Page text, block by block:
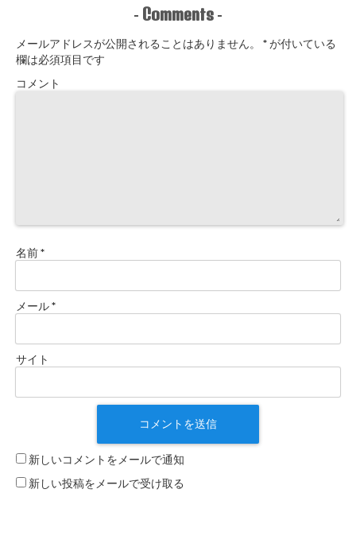
- Comments -
メールアドレスが公開されることはありません。 *が付いている
欄は必須項目です
コメント
名前*
メール*
サイト
新しいコメントをメールで通知
新しい投稿をメールで受け取る